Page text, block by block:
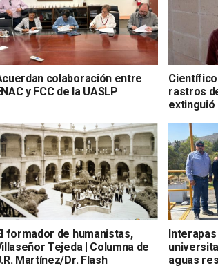
colaboración entre
y FCC de la UASLP
rastros
extinguió
formador de humanistas,
Tejeda | Columna de
Martínez/Dr. Flash
aguas